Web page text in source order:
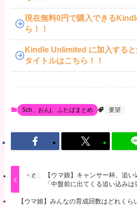
現在無料0円で購入できる
ら！！
Kindle Unlimited に加入する
タイトルはこちら！！
5ch、おんj、ふたばまとめ 要望
【ウマ娘】キャンサー杯、追
「中盤前に出てくる追い込みは
【ウマ娘】みんなの育成回数はどれくら